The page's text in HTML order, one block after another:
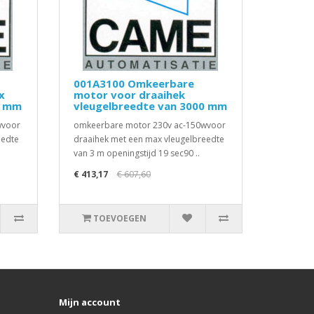
001A3100 Omkeerbare
motor voor draaihek
vleugelbreedte van 3000 mm
omkeerbare motor 230v ac-150wvoor
draaihek met een max vleugelbreedte
van 3 m openingstijd 19 sec90 ..
€ 413,17
€ 607,60
TOEVOEGEN
Mijn account